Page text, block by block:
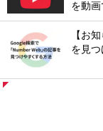
を動画
【お
を見